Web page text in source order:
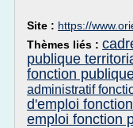
Site : https://
Thèmes liés :
publique
fonction
administratif
d'emploi
emploi fonction